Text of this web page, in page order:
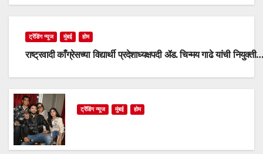
ट्रेंडिंग न्यूज मुंबई होम
राष्ट्रवादी काँग्रेसच्या विद्यार्थी प्रदेशाध्यक्षपदी ॲड. चिन्मय गाढे यांची नियुक्ती…
ट्रेंडिंग न्यूज मुंबई होम